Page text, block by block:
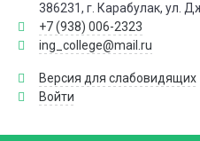
386231, г. Карабулак, ул.
+7 (938) 006-2323
ing_college@mail.ru
Версия для слабовидящих
Войти